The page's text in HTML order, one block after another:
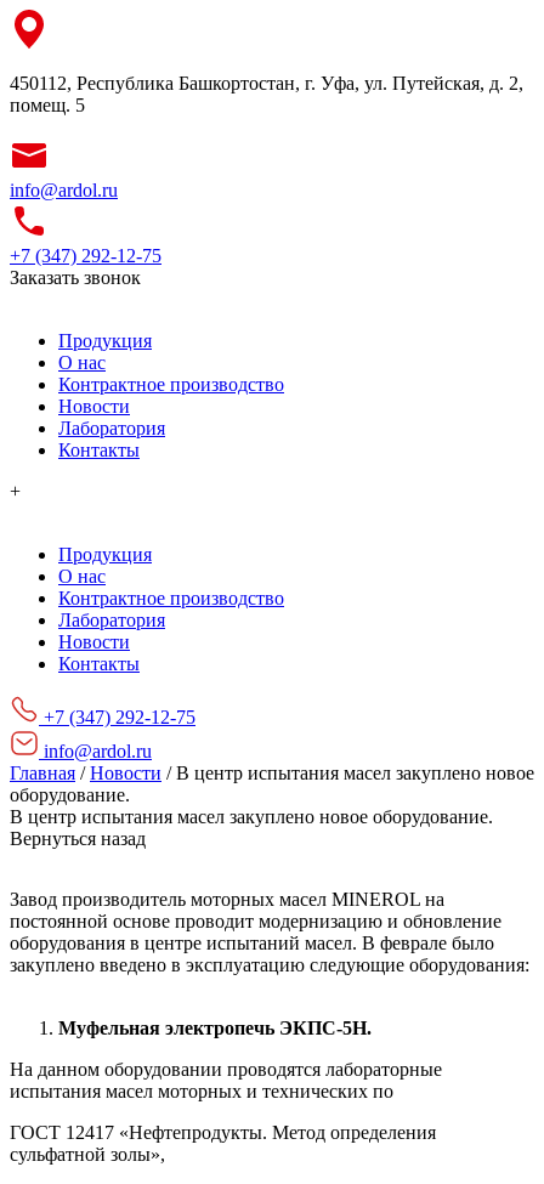
450112, Республика Башкортостан, г. Уфа, ул. Путейская, д. 2,
помещ. 5
info@ardol.ru
+7 (347) 292-12-75
Заказать звонок
Продукция
О нас
Контрактное производство
Новости
Лаборатория
Контакты
+
Продукция
О нас
Контрактное производство
Лаборатория
Новости
Контакты
+7 (347) 292-12-75
info@ardol.ru
Главная /Новости /В центр испытания масел закуплено новое
оборудование.
В центр испытания масел закуплено новое оборудование.
Вернуться назад
Завод производитель моторных масел MINEROL на
постоянной основе проводит модернизацию и обновление
оборудования в центре испытаний масел. В феврале было
закуплено введено в эксплуатацию следующие оборудования:
Муфельная электропечь ЭКПС-5Н.
На данном оборудовании проводятся лабораторные
испытания масел моторных и технических по
ГОСТ 12417 «Нефтепродукты. Метод определения
сульфатной золы»,